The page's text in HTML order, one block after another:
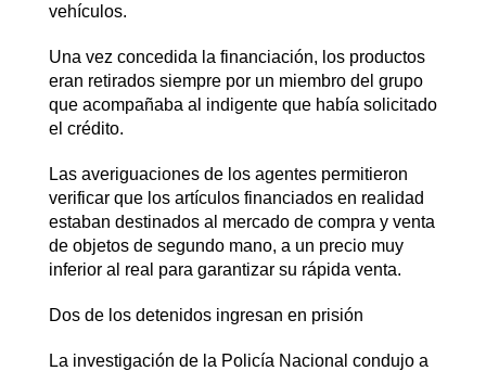
vehículos.
Una vez concedida la financiación, los productos
eran retirados siempre por un miembro del grupo
que acompañaba al indigente que había solicitado
el crédito.
Las averiguaciones de los agentes permitieron
verificar que los artículos financiados en realidad
estaban destinados al mercado de compra y venta
de objetos de segundo mano, a un precio muy
inferior al real para garantizar su rápida venta.
Dos de los detenidos ingresan en prisión
La investigación de la Policía Nacional condujo a